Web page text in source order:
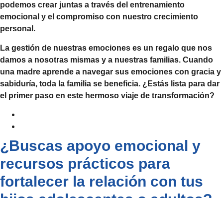
podemos crear juntas a través del entrenamiento
emocional y el compromiso con nuestro crecimiento
personal.
La gestión de nuestras emociones es un regalo que nos
damos a nosotras mismas y a nuestras familias. Cuando
una madre aprende a navegar sus emociones con gracia y
sabiduría, toda la familia se beneficia. ¿Estás lista para dar
el primer paso en este hermoso viaje de transformación?
¿Buscas apoyo emocional y
recursos prácticos para
fortalecer la relación con tus